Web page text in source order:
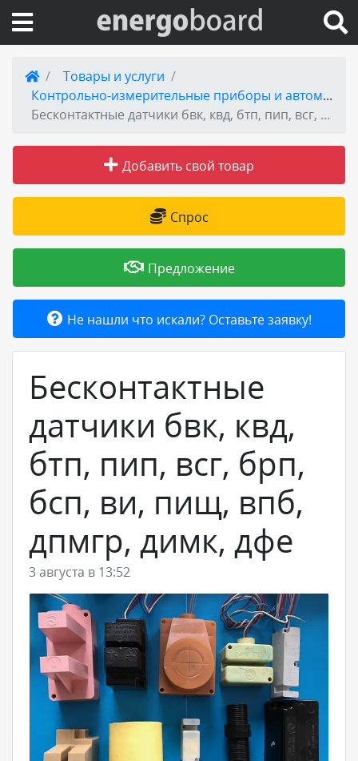
Вход на сайт
Поиск по сайту
Публикации
Справка
Товары и услуги
Добавить товар или услугу
Товары и услуги
Контрольно-измерительные приборы и автоматика - КИПиА
Бесконтактные датчики бвк, квд, бтп, пип, всг, брп, бсп, ви, пищ, впб, дпмгр, димк, дфе
Добавить свой товар
Спрос
Предложение
Не нашли что искали? Оставьте заявку!
Бесконтактные
датчики бвк, квд,
бтп, пип, всг, брп,
бсп, ви, пищ, впб,
дпмгр, димк, дфе
3 августа в 13:52